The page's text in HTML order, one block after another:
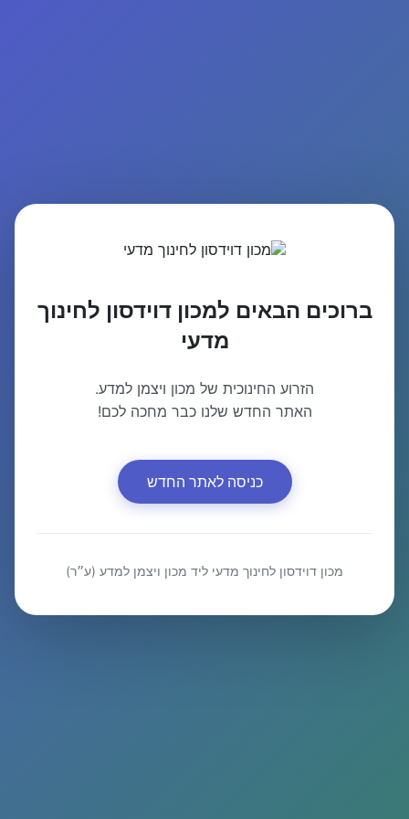
ברוכים הבאים למכון דוידסון לחינוך
מדעי
הזרוע החינוכית של מכון ויצמן למדע.
האתר החדש שלנו כבר מחכה לכם!
כניסה לאתר החדש
מכון דוידסון לחינוך מדעי ליד מכון ויצמן למדע (ע״ר)